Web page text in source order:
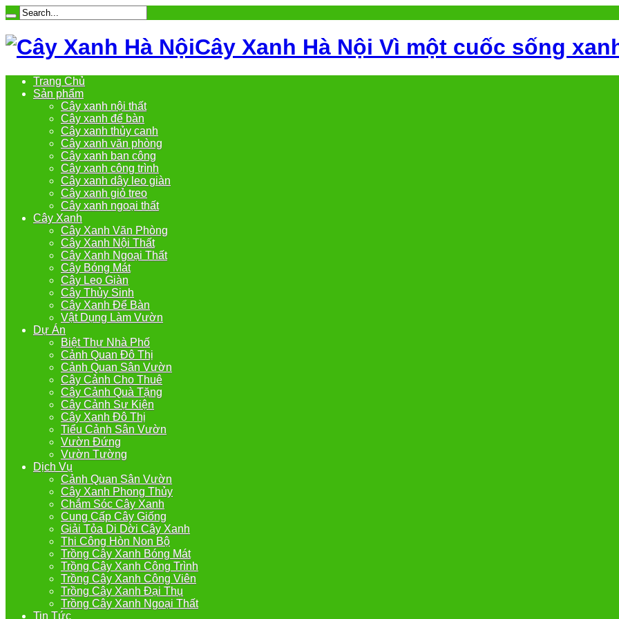
Cây Xanh Hà Nội Vì một cuốc sống
Trang Chủ
Sản phẩm
Cây xanh nội thất
Cây xanh để bàn
Cây xanh thủy canh
Cây xanh văn phòng
Cây xanh ban công
Cây xanh công trình
Cây xanh dây leo giàn
Cây xanh giỏ treo
Cây xanh ngoại thất
Cây Xanh
Cây Xanh Văn Phòng
Cây Xanh Nội Thất
Cây Xanh Ngoại Thất
Cây Bóng Mát
Cây Leo Giàn
Cây Thủy Sinh
Cây Xanh Để Bàn
Vật Dụng Làm Vườn
Dự Án
Biệt Thự Nhà Phố
Cảnh Quan Đô Thị
Cảnh Quan Sân Vườn
Cây Cảnh Cho Thuê
Cây Cảnh Quà Tặng
Cây Cảnh Sự Kiện
Cây Xanh Đô Thị
Tiểu Cảnh Sân Vườn
Vườn Đứng
Vườn Tường
Dịch Vụ
Cảnh Quan Sân Vườn
Cây Xanh Phong Thủy
Chắm Sóc Cây Xanh
Cung Cấp Cây Giống
Giải Tỏa Di Dời Cây Xanh
Thi Công Hòn Non Bộ
Trồng Cây Xanh Bóng Mát
Trồng Cây Xanh Công Trình
Trồng Cây Xanh Công Viên
Trồng Cây Xanh Đại Thụ
Trồng Cây Xanh Ngoại Thất
Tin Tức